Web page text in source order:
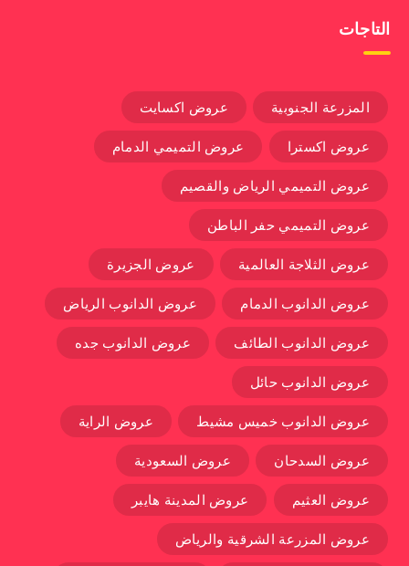
التاجات
المزرعة الجنوبية عروض اكسايت
عروض اكسترا عروض التميمي الدمام
عروض التميمي الرياض والقصيم
عروض التميمي حفر الباطن
عروض الثلاجة العالمية عروض الجزيرة
عروض الدانوب الدمام عروض الدانوب الرياض
عروض الدانوب الطائف عروض الدانوب جده
عروض الدانوب حائل
عروض الدانوب خميس مشيط عروض الراية
عروض السدحان عروض السعودية
عروض العثيم عروض المدينة هايبر
عروض المزرعة الشرقية والرياض